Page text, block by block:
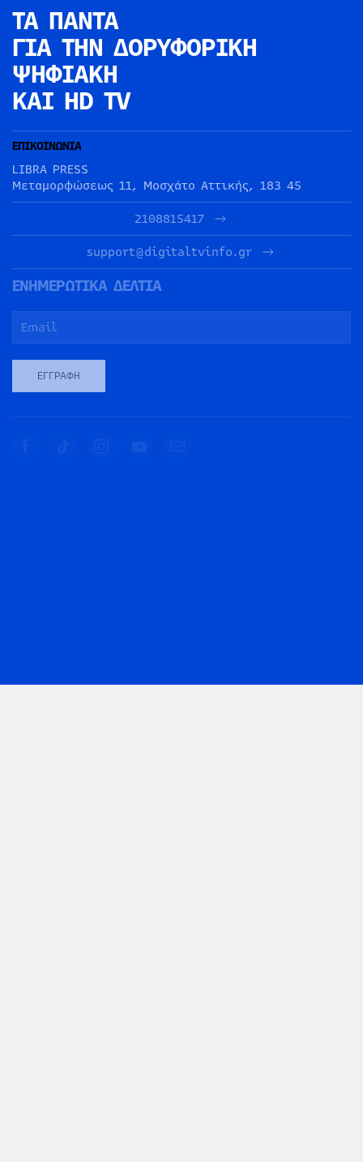
ΤΑ ΠΑΝΤΑ
ΓΙΑ ΤΗΝ ΔΟΡΥΦΟΡΙΚΗ
ΨΗΦΙΑΚΗ
ΚΑΙ HD TV
ΕΠΙΚΟΙΝΩΝΙΑ
LIBRA PRESS
Μεταμορφώσεως 11, Μοσχάτο Αττικής, 183 45
2108815417
support@digitaltvinfo.gr
ΕΝΗΜΕΡΩΤΙΚΑ ΔΕΛΤΙΑ
ΕΓΓΡΑΦΉ